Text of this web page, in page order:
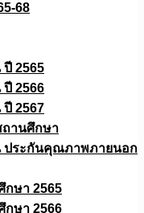
68
ปี 2565
ปี 2566
ปี 2567
านศึกษา
ประกันคุณภาพภายนอก
กษา 2565
กษา 2566